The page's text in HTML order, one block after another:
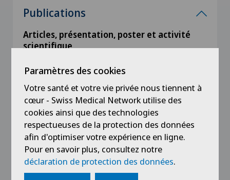
Publications
Articles, présentation, poster et activité
scientifique
Articles de revue
Abstracts publiés et poster
Chapitres de livre
Depuis 2021
Kevin Moerenhout1*† , Behrang Allami1† ,
Paramètres des cookies
Votre santé et votre vie privée nous tiennent à
cœur - Swiss Medical Network utilise des
cookies ainsi que des technologies
respectueuses de la protection des données
afin d'optimiser votre expérience en ligne.
Pour en savoir plus, consultez notre
déclaration de protection des données.